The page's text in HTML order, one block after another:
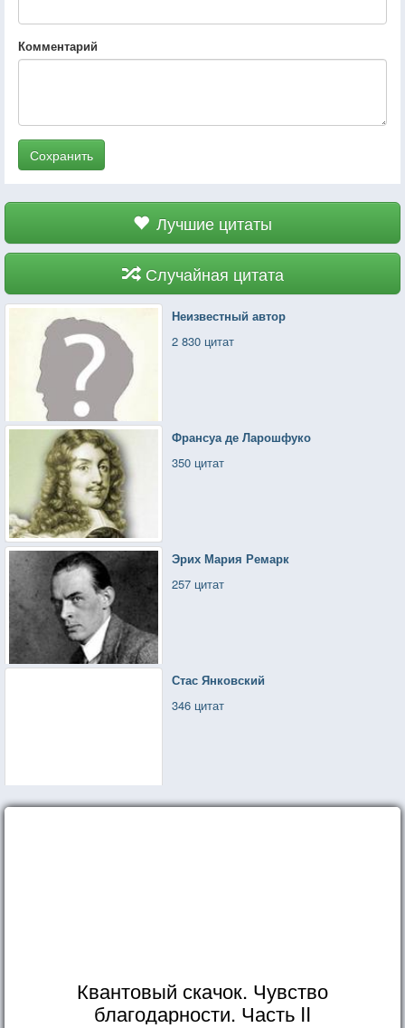
Комментарий
Сохранить
Лучшие цитаты
Случайная цитата
Неизвестный автор
2 830 цитат
Франсуа де Ларошфуко
350 цитат
Эрих Мария Ремарк
257 цитат
Стас Янковский
346 цитат
Квантовый скачок. Чувство
благодарности. Часть II